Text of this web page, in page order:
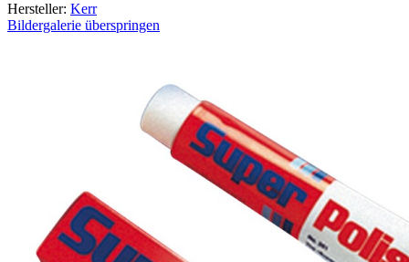
Hersteller: Kerr
Bildergalerie überspringen